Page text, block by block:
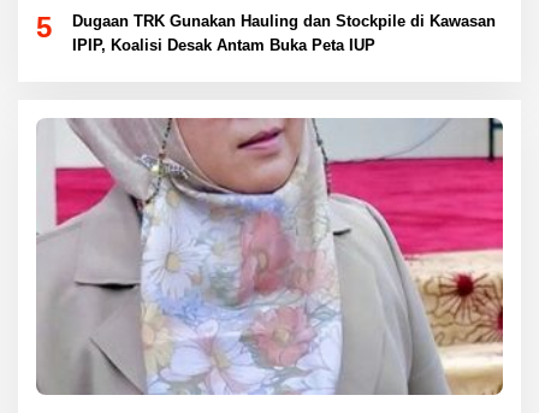
5
Dugaan TRK Gunakan Hauling dan Stockpile di Kawasan
IPIP, Koalisi Desak Antam Buka Peta IUP